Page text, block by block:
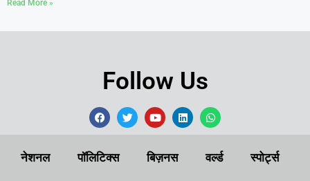
Read More »
Follow Us
नेशनल पॉलिटिक्स बिज़नस वर्ल्ड स्पोर्ट्स